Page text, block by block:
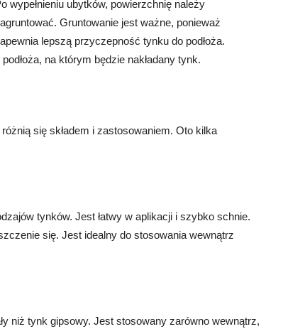
wypełnieniu ubytków, powierzchnię należy
Gruntowanie jest ważne, ponieważ
lepszą przyczepność tynku do podłoża.
na którym będzie nakładany tynk.
się składem i zastosowaniem. Oto kilka
tynków. Jest łatwy w aplikacji i szybko schnie.
się. Jest idealny do stosowania wewnątrz
niż tynk gipsowy. Jest stosowany zarówno wewnątrz,